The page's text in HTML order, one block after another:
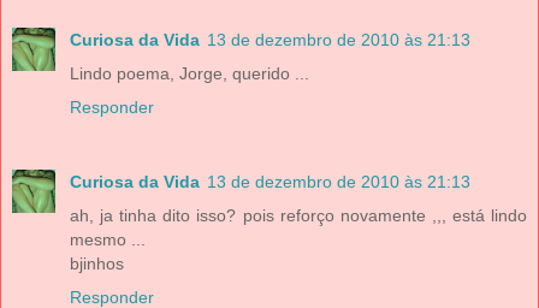
Curiosa da Vida 13 de dezembro de 2010 às 21:13
Lindo poema, Jorge, querido ...
Responder
Curiosa da Vida 13 de dezembro de 2010 às 21:13
ah, ja tinha dito isso? pois reforço novamente ,,, está lindo
mesmo ...
bjinhos
Responder